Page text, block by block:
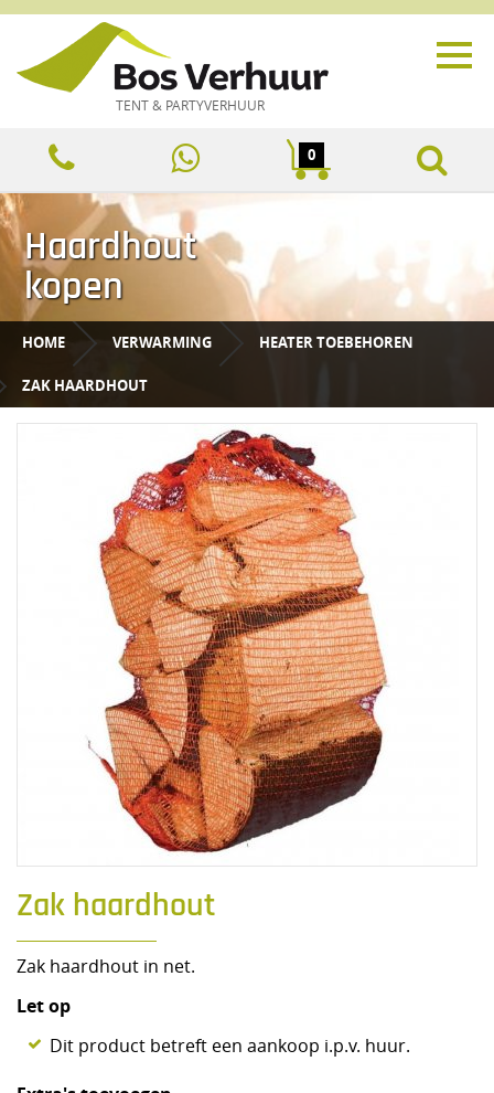
TENT & PARTYVERHUUR
0
Haardhout
kopen
HOME VERWARMING HEATER TOEBEHOREN
ZAK HAARDHOUT
Zak haardhout
Zak haardhout in net.
Let op
Dit product betreft een aankoop i.p.v. huur.